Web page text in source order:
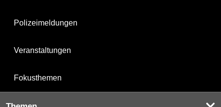
Polizeimeldungen
Veranstaltungen
Fokusthemen